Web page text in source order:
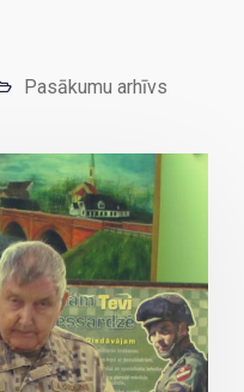
Pasākumu arhīvs